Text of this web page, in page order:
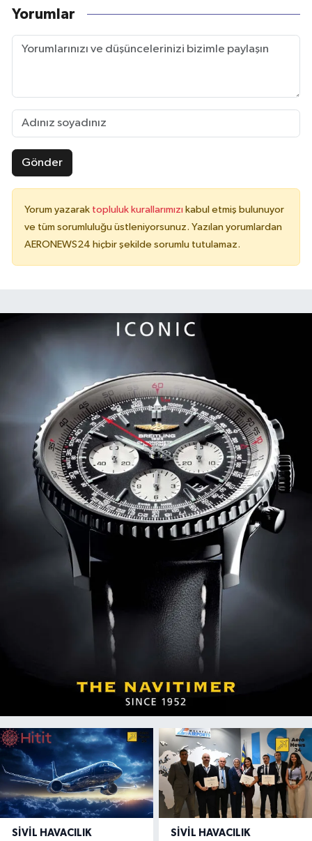
Yorumlar
Gönder
Yorum yazarak topluluk kurallarımızı kabul etmiş bulunuyor
ve tüm sorumluluğu üstleniyorsunuz. Yazılan yorumlardan
AERONEWS24 hiçbir şekilde sorumlu tutulamaz.
SIVIL HAVACILIK SIVIL HAVACILIK